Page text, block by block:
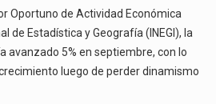
Oportuno de Actividad Económica
de Estadística y Geografía (INEGI), la
avanzado 5% en septiembre, con lo
luego de perder dinamismo